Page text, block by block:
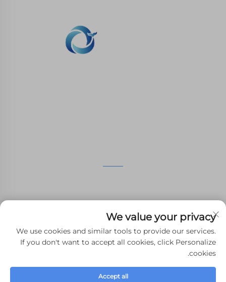
[email protected]
حقوق النشر © 2024 WHALE STONE 3d جميع الحقوق محفوظة.
سياسة
الخصوصية -المدونة
We value your privacy
We use cookies and similar tools to provide our services.
If you don't want to accept all cookies, click Personalize
cookies.
Accept all